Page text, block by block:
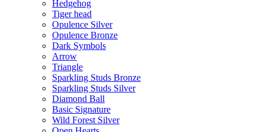
Hedgehog
Tiger head
Opulence Silver
Opulence Bronze
Dark Symbols
Arrow
Triangle
Sparkling Studs Bronze
Sparkling Studs Silver
Diamond Ball
Basic Signature
Wild Forest Silver